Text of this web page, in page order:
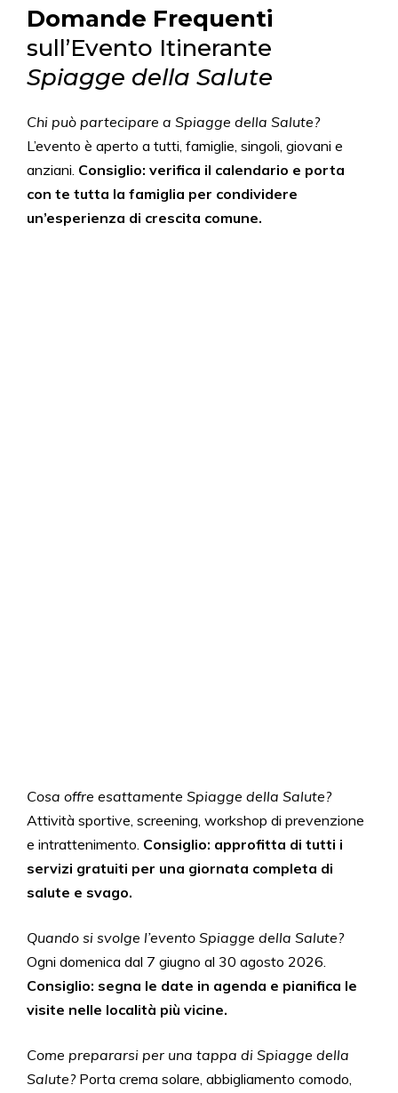
Domande Frequenti
sull’Evento Itinerante
Spiagge della Salute
Chi può partecipare a Spiagge della Salute?
L’evento è aperto a tutti, famiglie, singoli, giovani e
anziani. Consiglio: verifica il calendario e porta
con te tutta la famiglia per condividere
un’esperienza di crescita comune.
Cosa offre esattamente Spiagge della Salute?
Attività sportive, screening, workshop di prevenzione
e intrattenimento. Consiglio: approfitta di tutti i
servizi gratuiti per una giornata completa di
salute e svago.
Quando si svolge l’evento Spiagge della Salute?
Ogni domenica dal 7 giugno al 30 agosto 2026.
Consiglio: segna le date in agenda e pianifica le
visite nelle località più vicine.
Come prepararsi per una tappa di Spiagge della
Salute?Porta crema solare, abbigliamento comodo,